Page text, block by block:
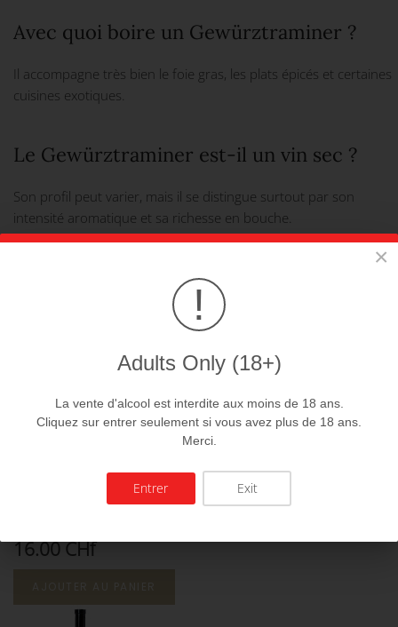
Avec quoi boire un Gewürztraminer ?
Il accompagne très bien le foie gras, les plats épicés et certaines
cuisines exotiques.
Le Gewürztraminer est-il un vin sec ?
Son profil peut varier, mais il se distingue surtout par son
intensité aromatique et sa richesse en bouche.
Commandez votre Gewürztraminer du Château de Crans dès
maintenant et profitez de la livraison offerte dès CHF 250.–.
Vous pourriez être intéressés par ces
16.00 CHf
×
!
Adults Only (18+)
La vente d'alcool est interdite aux moins de 18 ans.
Cliquez sur entrer seulement si vous avez plus de 18 ans.
Merci.
Entrer Exit